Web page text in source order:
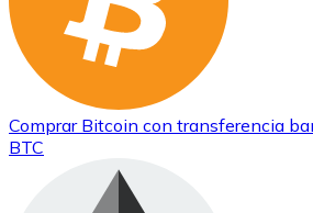
Comprar Bitcoin con transferencia
BTC